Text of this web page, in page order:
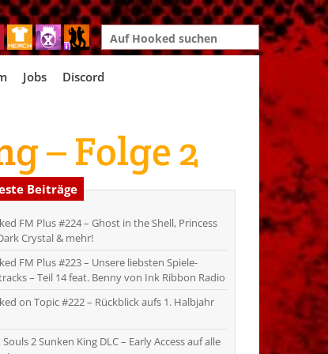
Search
for:
Jobs Discord
– Folge 2
Beiträge
FM Plus #224 – Ghost in the Shell, Princess
Crystal & mehr!
FM Plus #223 – Unsere liebsten Spiele-
– Teil 14 feat. Benny von Ink Ribbon Radio
on Topic #222 – Rückblick aufs 1. Halbjahr
Souls 2 Sunken King DLC – Early Access auf alle